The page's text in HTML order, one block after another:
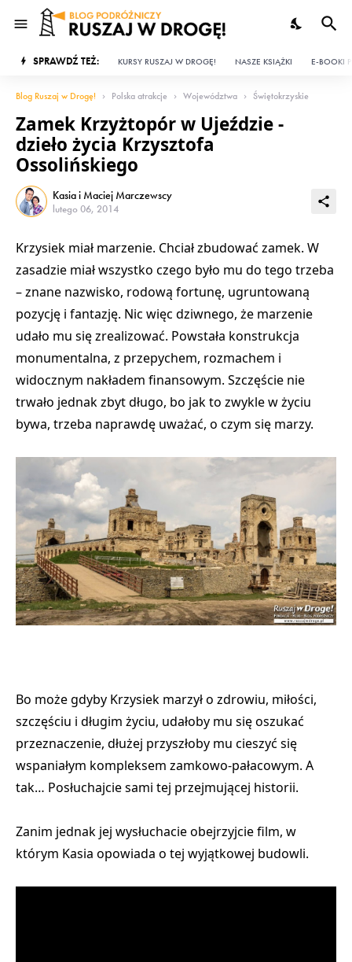
SPRAWDŹ TEŻ: KURSY RUSZAJ W DROGĘ! NASZE KSIĄŻKI E-BOOKI
Blog Ruszaj w Drogę! Polska atrakcje Województwa Świętokrzyskie
Zamek Krzyżtopór w Ujeździe -
dzieło życia Krzysztofa
Ossolińskiego
Kasia i Maciej Marczewscy
lutego 06, 2014
Krzysiek miał marzenie. Chciał zbudować zamek. W
zasadzie miał wszystko czego było mu do tego trzeba
– znane nazwisko, rodową fortunę, ugruntowaną
pozycję i fantazję. Nic więc dziwnego, że marzenie
udało mu się zrealizować. Powstała konstrukcja
monumentalna, z przepychem, rozmachem i
widocznym nakładem finansowym. Szczęście nie
trwało jednak zbyt długo, bo jak to zwykle w życiu
bywa, trzeba naprawdę uważać, o czym się marzy.
Bo może gdyby Krzysiek marzył o zdrowiu, miłości,
szczęściu i długim życiu, udałoby mu się oszukać
przeznaczenie, dłużej przyszłoby mu cieszyć się
wspaniałym kompleksem zamkowo-pałacowym. A
tak… Posłuchajcie sami tej przejmującej historii.
Zanim jednak jej wysłuchacie obejrzyjcie film, w
którym Kasia opowiada o tej wyjątkowej budowli.